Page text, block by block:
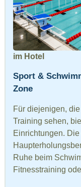
im Hotel
Sport &
Zone
Für diejenigen,
Training sehen,
Einrichtungen. Die
Ruhe beim
Fitnesstraining